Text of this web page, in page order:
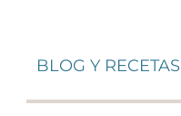
BLOG Y RECETAS